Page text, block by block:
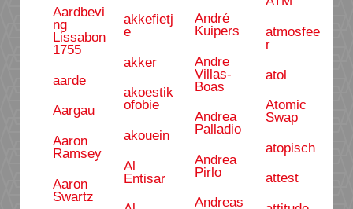
Aardbevi
ng
Lissabon
1755
aarde
Aargau
Aaron
Ramsey
Aaron
Swartz
akkefietj
e
akker
akoestik
ofobie
akouein
Al
Entisar
André
Kuipers
Andre
Villas-
Boas
Andrea
Palladio
Andrea
Pirlo
Andreas
atmosfee
r
atol
Atomic
Swap
atopisch
attest